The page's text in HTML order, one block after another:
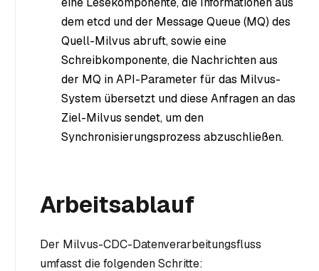
dem etcd und der Message Queue (MQ) des
Quell-Milvus abruft, sowie eine
Schreibkomponente, die Nachrichten aus
der MQ in API-Parameter für das Milvus-
System übersetzt und diese Anfragen an das
Ziel-Milvus sendet, um den
Synchronisierungsprozess abzuschließen.
Arbeitsablauf
Der Milvus-CDC-Datenverarbeitungsfluss
umfasst die folgenden Schritte: